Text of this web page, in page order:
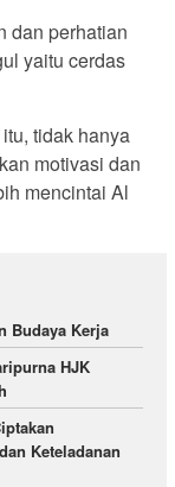
dan perhatian
yaitu cerdas
tidak hanya
motivasi dan
mencintai Al
Budaya Kerja
HJK
Keteladanan